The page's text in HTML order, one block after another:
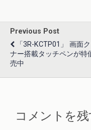
Previous Post
「3R-KCTP01」 画面
ナー搭載タッチペンが特
売中
コメントを残